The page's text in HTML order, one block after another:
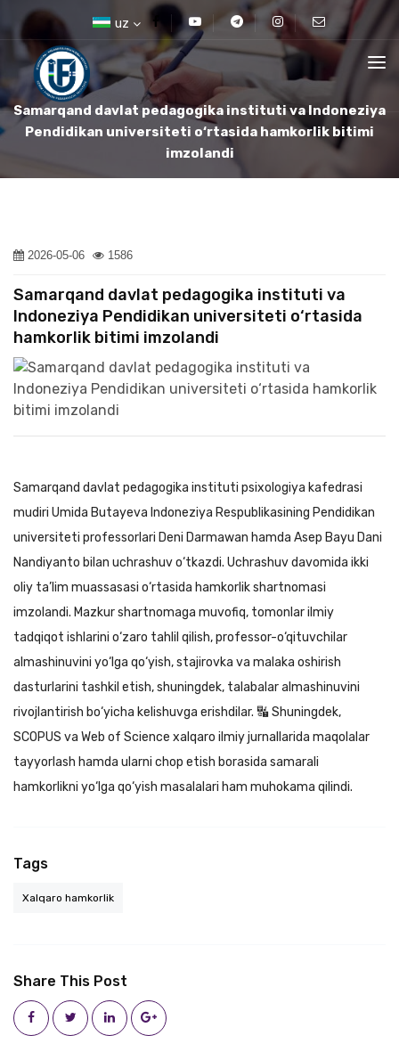
uz
Samarqand davlat pedagogika instituti va Indoneziya
Pendidikan universiteti o‘rtasida hamkorlik bitimi
imzolandi
2026-05-06 1586
Samarqand davlat pedagogika instituti va
Indoneziya Pendidikan universiteti o‘rtasida
hamkorlik bitimi imzolandi
Samarqand davlat pedagogika instituti psixologiya kafedrasi
mudiri Umida Butayeva Indoneziya Respublikasining Pendidikan
universiteti professorlari Deni Darmawan hamda Asep Bayu Dani
Nandiyanto bilan uchrashuv o‘tkazdi. Uchrashuv davomida ikki
oliy ta’lim muassasasi o‘rtasida hamkorlik shartnomasi
imzolandi. Mazkur shartnomaga muvofiq, tomonlar ilmiy
tadqiqot ishlarini o‘zaro tahlil qilish, professor-o‘qituvchilar
almashinuvini yo‘lga qo‘yish, stajirovka va malaka oshirish
dasturlarini tashkil etish, shuningdek, talabalar almashinuvini
rivojlantirish bo‘yicha kelishuvga erishdilar. 🔣 Shuningdek,
SCOPUS va Web of Science xalqaro ilmiy jurnallarida maqolalar
tayyorlash hamda ularni chop etish borasida samarali
hamkorlikni yo‘lga qo‘yish masalalari ham muhokama qilindi.
Tags
Xalqaro hamkorlik
Share This Post